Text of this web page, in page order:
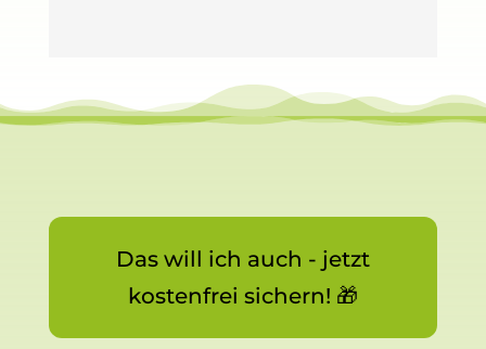
Das will ich auch - jetzt
kostenfrei sichern! 🎁